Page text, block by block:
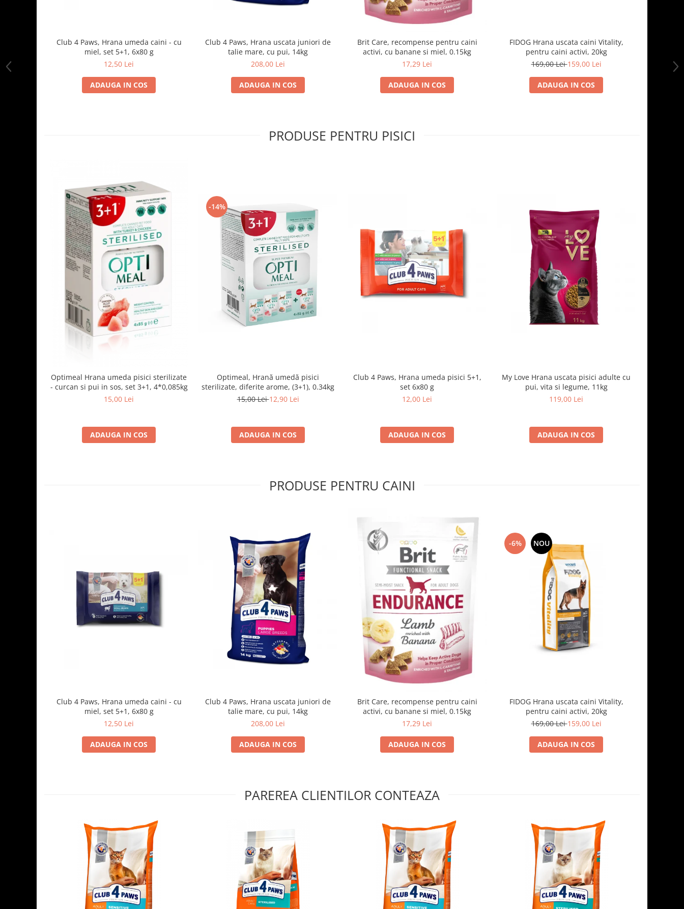
Club 4 Paws, Hrana umeda caini - cu
miel, set 5+1, 6x80 g
12,50 Lei
ADAUGA IN COS
Club 4 Paws, Hrana uscata juniori de
talie mare, cu pui, 14kg
208,00 Lei
ADAUGA IN COS
Brit Care, recompense pentru caini
activi, cu banane si miel, 0.15kg
17,29 Lei
ADAUGA IN COS
FIDOG Hrana uscata caini Vitality,
pentru caini activi, 20kg
169,00 Lei159,00 Lei
ADAUGA IN COS
PRODUSE PENTRU PISICI
Optimeal Hrana umeda pisici sterilizate
- curcan si pui in sos, set 3+1, 4*0,085kg
15,00 Lei
ADAUGA IN COS
-14%
Optimeal, Hrană umedă pisici
sterilizate, diferite arome, (3+1), 0.34kg
15,00 Lei12,90 Lei
ADAUGA IN COS
Club 4 Paws, Hrana umeda pisici 5+1,
set 6x80 g
12,00 Lei
ADAUGA IN COS
My Love Hrana uscata pisici adulte cu
pui, vita si legume, 11kg
119,00 Lei
ADAUGA IN COS
PRODUSE PENTRU CAINI
Club 4 Paws, Hrana umeda caini - cu
miel, set 5+1, 6x80 g
12,50 Lei
ADAUGA IN COS
Club 4 Paws, Hrana uscata juniori de
talie mare, cu pui, 14kg
208,00 Lei
ADAUGA IN COS
Brit Care, recompense pentru caini
activi, cu banane si miel, 0.15kg
17,29 Lei
ADAUGA IN COS
-6% NOU
FIDOG Hrana uscata caini Vitality,
pentru caini activi, 20kg
169,00 Lei159,00 Lei
ADAUGA IN COS
PAREREA CLIENTILOR CONTEAZA